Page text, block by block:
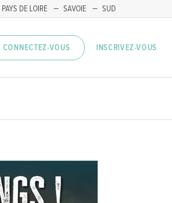
PAYS DE LOIRE SAVOIE SUD
CONNECTEZ-VOUS INSCRIVEZ-VOUS